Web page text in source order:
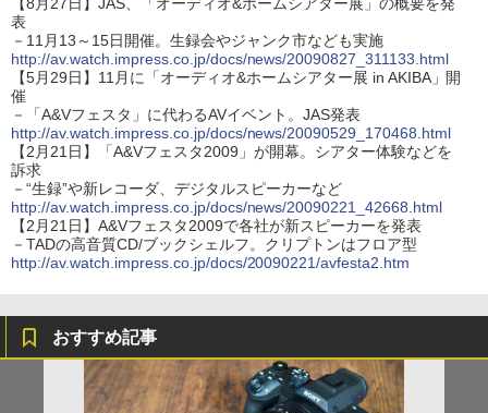
【8月27日】JAS、「オーディオ&ホームシアター展」の概要を発
表
－11月13～15日開催。生録会やジャンク市なども実施
http://av.watch.impress.co.jp/docs/news/20090827_311133.html
【5月29日】11月に「オーディオ&ホームシアター展 in AKIBA」開
催
－「A&Vフェスタ」に代わるAVイベント。JAS発表
http://av.watch.impress.co.jp/docs/news/20090529_170468.html
【2月21日】「A&Vフェスタ2009」が開幕。シアター体験などを
訴求
－“生録”や新レコーダ、デジタルスピーカーなど
http://av.watch.impress.co.jp/docs/news/20090221_42668.html
【2月21日】A&Vフェスタ2009で各社が新スピーカーを発表
－TADの高音質CD/ブックシェルフ。クリプトンはフロア型
http://av.watch.impress.co.jp/docs/20090221/avfesta2.htm
おすすめ記事